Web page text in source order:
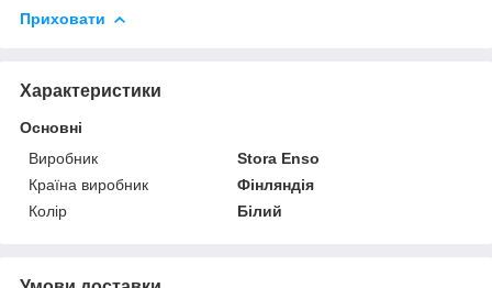
Приховати
Характеристики
Основні
Виробник
Stora Enso
Країна виробник
Фінляндія
Колір
Білий